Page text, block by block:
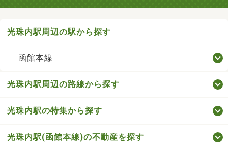
光珠内駅周辺の駅から探す
函館本線
光珠内駅周辺の路線から探す
光珠内駅の特集から探す
光珠内駅(函館本線)の不動産を探す